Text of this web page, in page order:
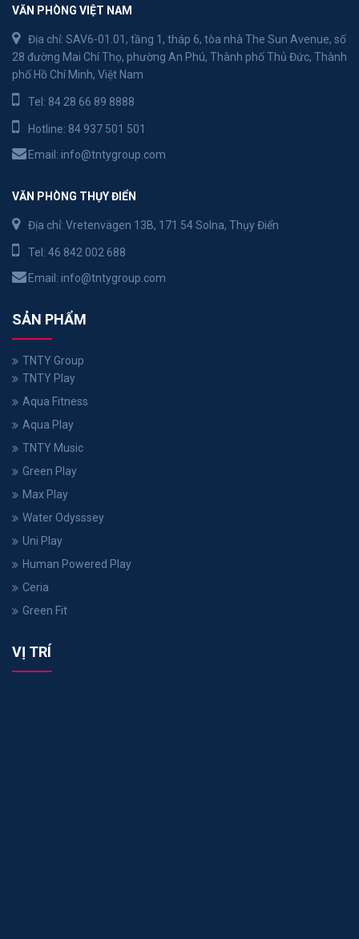
VĂN PHÒNG VIỆT NAM
Địa chỉ: SAV6-01.01, tầng 1, tháp 6, tòa nhà The Sun Avenue, số
28 đường Mai Chí Thọ, phường An Phú, Thành phố Thủ Đức, Thành
phố Hồ Chí Minh, Việt Nam
Tel: 84 28 66 89 8888
Hotline: 84 937 501 501
Email: info@tntygroup.com
VĂN PHÒNG THỤY ĐIỂN
Địa chỉ: Vretenvägen 13B, 171 54 Solna, Thụy Điển
Tel: 46 842 002 688
Email: info@tntygroup.com
SẢN PHẨM
TNTY Group
TNTY Play
Aqua Fitness
Aqua Play
TNTY Music
Green Play
Max Play
Water Odysssey
Uni Play
Human Powered Play
Ceria
Green Fit
VỊ TRÍ